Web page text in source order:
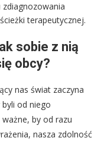
terapeutycznej.
sobie z nią
obcy?
nas świat zaczyna
od niego
by od razu
nasza zdolność